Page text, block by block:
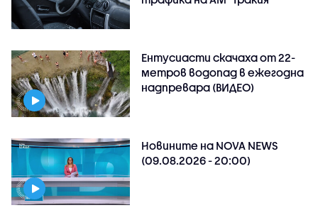
Ентусиасти скачаха от 22-
метров водопад в ежегодна
надпревара (ВИДЕО)
Новините на NOVA NEWS
(09.08.2026 - 20:00)